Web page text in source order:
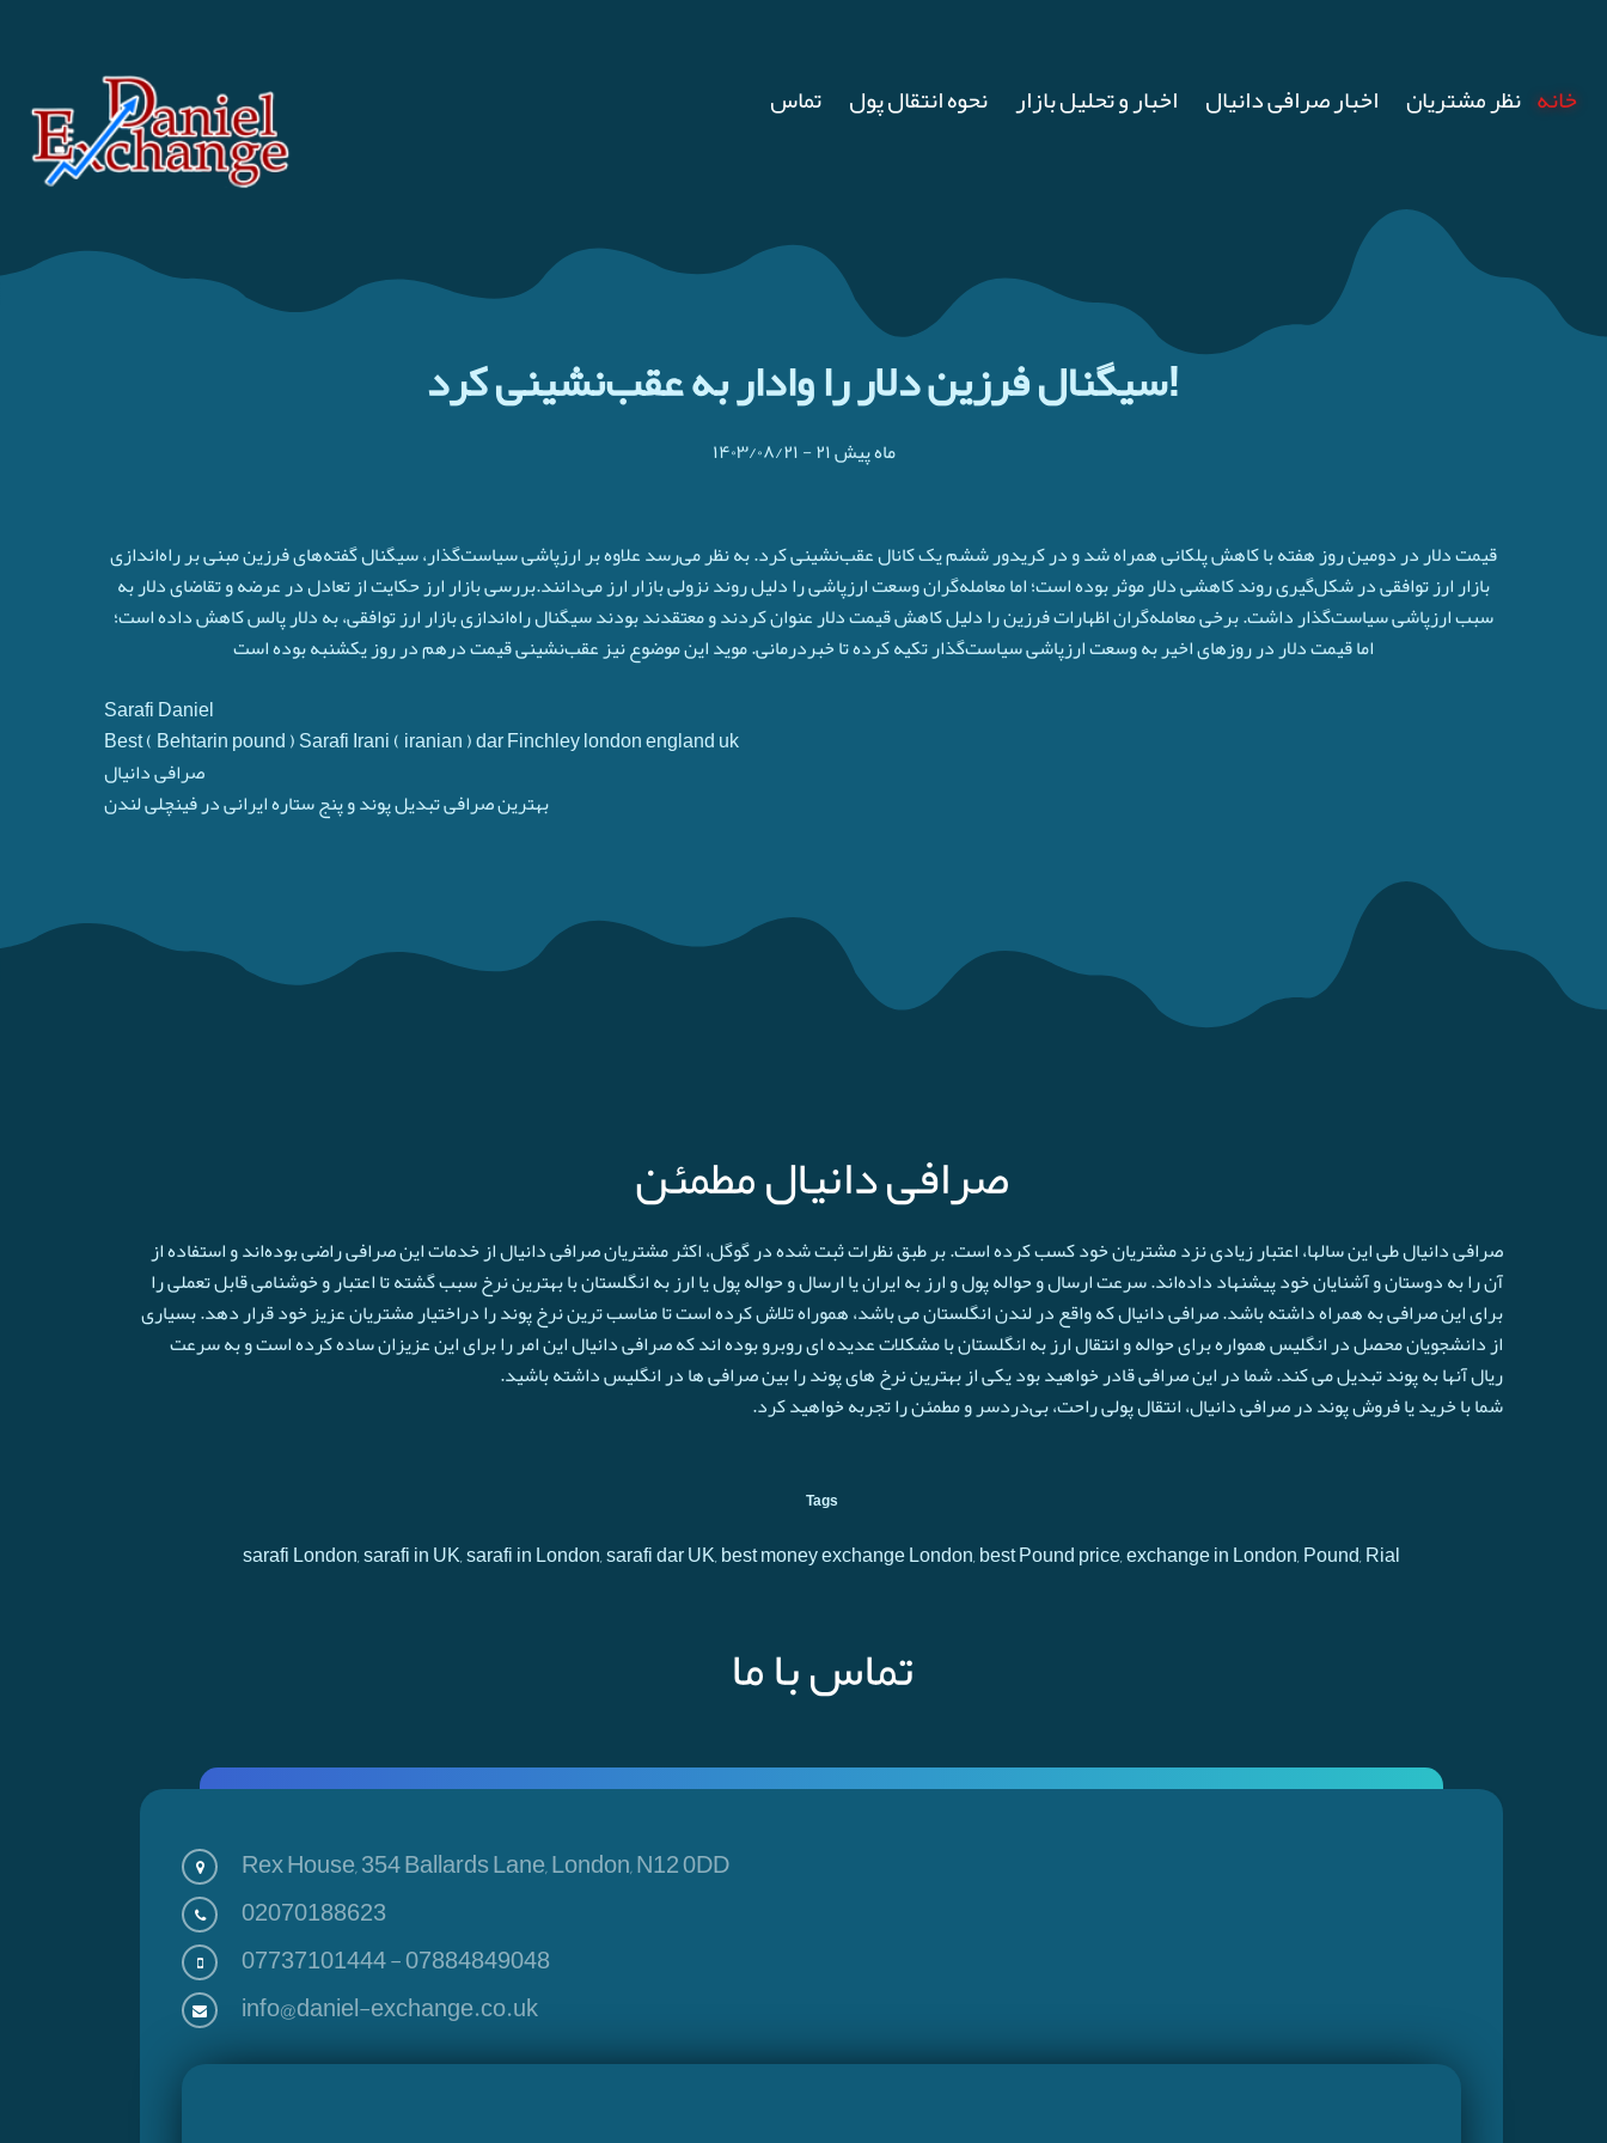
خانه نظر مشتریان اخبار صرافی دانیال اخبار و تحلیل بازار نحوه انتقال پول تماس
سیگنال فرزین دلار را وادار به عقب‌نشینی کرد!
۱۴۰۳/۰۸/۲۱- ۲۱ ماه پیش
قیمت دلار در دومین روز هفته با کاهش پلکانی همراه شد و در کریدور ششم یک کانال عقب‌نشینی کرد. به نظر می‌رسد علاوه بر ارزپاشی سیاست‌گذار، سیگنال گفته‌های فرزین مبنی بر راه‌اندازی
بازار ارز توافقی در شکل‌گیری روند کاهشی دلار موثر بوده است؛ اما معامله‌گران وسعت ارزپاشی را دلیل روند نزولی بازار ارز می‌دانند.بررسی بازار ارز حکایت از تعادل در عرضه و تقاضای دلار به
سبب ارزپاشی سیاست‌گذار داشت. برخی معامله‌گران اظهارات فرزین را دلیل کاهش قیمت دلار عنوان کردند و معتقدند بودند سیگنال راه‌اندازی بازار ارز توافقی، به دلار پالس کاهش داده است؛
اما قیمت دلار در روزهای اخیر به وسعت ارزپاشی سیاست‌گذار تکیه کرده تا خبردرمانی. موید این موضوع نیز عقب‌نشینی قیمت درهم در روز یکشنبه بوده است
Sarafi Daniel
Best ( Behtarin pound ) Sarafi Irani ( iranian ) dar Finchley london england uk
صرافی دانیال
بهترین صرافی تبدیل پوند و پنج ستاره ایرانی در فینچلی لندن
صرافی دانیال مطمئن
صرافی دانیال طی این سالها، اعتبار زیادی نزد مشتریان خود کسب کرده است. بر طبق نظرات ثبت شده در گوگل، اکثر مشتریان صرافی دانیال از خدمات این صرافی راضی بوده‌اند و استفاده از
آن را به دوستان و آشنایان خود پیشنهاد داده‌اند. سرعت ارسال و حواله پول و ارز به ایران یا ارسال و حواله پول یا ارز به انگلستان با بهترین نرخ سبب گشته تا اعتبار و خوشنامی قابل تعملی را
برای این صرافی به همراه داشته باشد. صرافی دانیال که واقع در لندن انگلستان می باشد، هموراه تلاش کرده است تا مناسب ترین نرخ پوند را دراختیار مشتریان عزیز خود قرار دهد. بسیاری
از دانشجویان محصل در انگلیس همواره برای حواله و انتقال ارز به انگلستان با مشکلات عدیده ای روبرو بوده اند که صرافی دانیال این امر را برای این عزیزان ساده کرده است و به سرعت
ريال آنها به پوند تبدیل می کند. شما در این صرافی قادر خواهید بود یکی از بهترین نرخ های پوند را بین صرافی ها در انگلیس داشته باشید.
شما با خرید یا فروش پوند در صرافی دانیال، انتقال پولی راحت، بی‌دردسر و مطمئن را تجربه خواهید کرد.
Tags
sarafi London, sarafi in UK, sarafi in London, sarafi dar UK, best money exchange London, best Pound price, exchange in London, Pound, Rial
تماس با ما
Rex House, 354 Ballards Lane, London, N12 0DD
02070188623
07737101444-07884849048
info@daniel-exchange.co.uk